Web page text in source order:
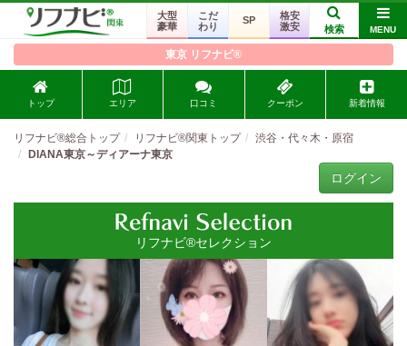
大型
豪華
こだ
わり
SP
格安
激安
検索 MENU
東京 リフナビ®
トップ エリア 口コミ クーポン 新着情報
リフナビ®総合トップ リフナビ®関東トップ
渋谷・代々木・原宿
DIANA東京～ディアーナ東京
ログイン
リフナビ®セレクション